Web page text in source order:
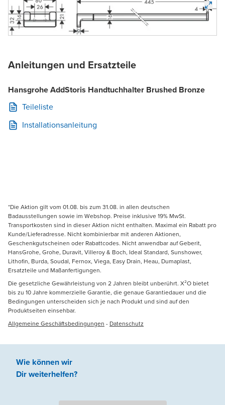
Anleitungen und Ersatzteile
Hansgrohe AddStoris Handtuchhalter Brushed Bronze
Teileliste
Installationsanleitung
*Die Aktion gilt vom 01.08. bis zum 31.08. in allen deutschen
Badausstellungen sowie im Webshop. Preise inklusive 19% MwSt.
Transportkosten sind in dieser Aktion nicht enthalten. Maximal ein Rabatt pro
Kunde/Lieferadresse. Nicht kombinierbar mit anderen Aktionen,
Geschenkgutscheinen oder Rabattcodes. Nicht anwendbar auf Geberit,
HansGrohe, Grohe, Duravit, Villeroy & Boch, Ideal Standard, Sunshower,
Lithofin, Burda, Soudal, Fernox, Viega, Easy Drain, Heau, Dumaplast,
Ersatzteile und Maßanfertigungen.
Die gesetzliche Gewährleistung von 2 Jahren bleibt unberührt. X²O bietet
bis zu 10 Jahre kommerzielle Garantie, die genaue Garantiedauer und die
Bedingungen unterscheiden sich je nach Produkt und sind auf den
Produktseiten einsehbar.
Allgemeine Geschäftsbedingungen - Datenschutz
Wie können wir
Dir weiterhelfen?